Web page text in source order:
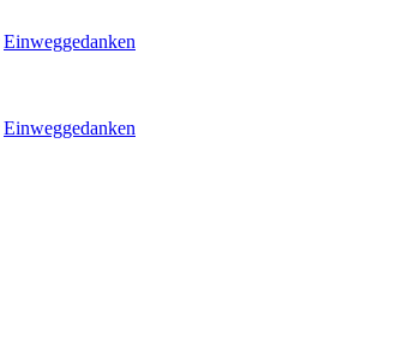
Einweggedanken
Einweggedanken